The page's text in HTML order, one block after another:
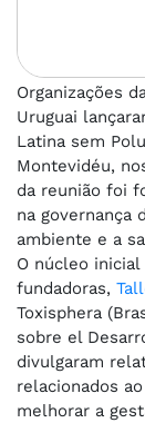
Organizações
Uruguai
Latina sem
Montevidéu,
da reunião foi
na governança
ambiente e a
O núcleo inicial
fundadoras,
Toxisphera
sobre el
divulgaram
relacionados
melhorar a